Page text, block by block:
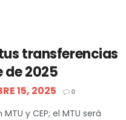
transferencias
de 2025
15, 2025 0
y CEP; el MTU será